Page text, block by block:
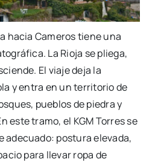
hacia Cameros tiene una
La Rioja se pliega,
El viaje deja la
y entra en un territorio de
pueblos de piedra y
este tramo, el KGM Torres se
adecuado: postura elevada,
para llevar ropa de